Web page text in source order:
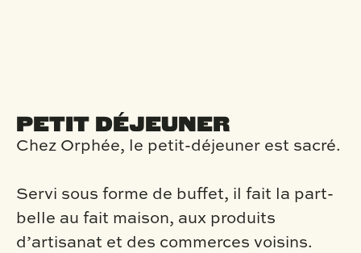
PETIT DÉJEUNER
Chez Orphée, le petit-déjeuner est sacré.
Servi sous forme de buffet, il fait la part-
belle au fait maison, aux produits
d’artisanat et des commerces voisins.